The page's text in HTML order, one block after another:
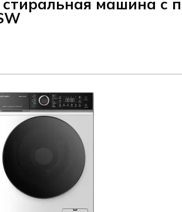
»Крупнобытовая и встраиваемая
стиральная машина c